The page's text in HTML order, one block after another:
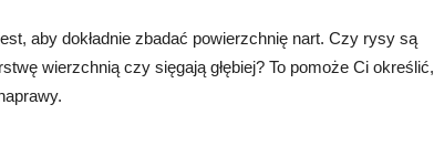
aby dokładnie zbadać powierzchnię nart. Czy rysy są
wierzchnią czy sięgają głębiej? To pomoże Ci określić,